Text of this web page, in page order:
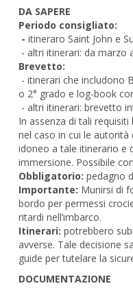
DA SAPERE
Periodo consigliato:
- itineraro Saint John e
- altri itinerari: da marzo
Brevetto:
- itinerari che includono
o 2° grado e log-book
- altri itinerari: brevetto
In assenza di tali
nel caso in cui le
idoneo a tale itinerario e
immersione. Possibile
Obbligatorio: pedagno
Importante: Munirsi di
bordo per permessi
ritardi nell’imbarco.
Itinerari: potrebbero
avverse. Tale decisione
guide per tutelare la
DOCUMENTAZIONE